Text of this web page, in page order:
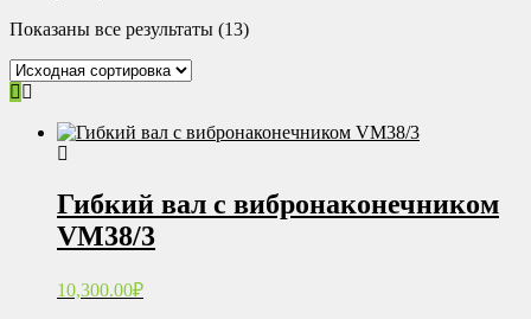
Показаны все результаты (13)
Гибкий вал с вибронаконечником
VM38/3
10,300.00₽